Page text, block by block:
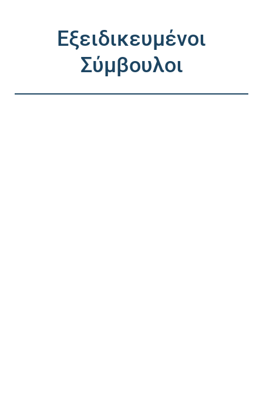
Εξειδικευμένοι
Σύμβουλοι